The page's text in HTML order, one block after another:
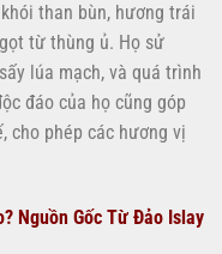
than bùn, hương trái
từ thùng ủ. Họ sử
lúa mạch, và quá trình
đáo của họ cũng góp
cho phép các hương vị
Nguồn Gốc Từ Đảo Islay